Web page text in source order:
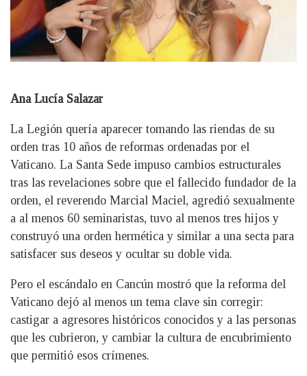
Ana Lucía Salazar
La Legión quería aparecer tomando las riendas de su
orden tras 10 años de reformas ordenadas por el
Vaticano. La Santa Sede impuso cambios estructurales
tras las revelaciones sobre que el fallecido fundador de la
orden, el reverendo Marcial Maciel, agredió sexualmente
a al menos 60 seminaristas, tuvo al menos tres hijos y
construyó una orden hermética y similar a una secta para
satisfacer sus deseos y ocultar su doble vida.
Pero el escándalo en Cancún mostró que la reforma del
Vaticano dejó al menos un tema clave sin corregir:
castigar a agresores históricos conocidos y a las personas
que les cubrieron, y cambiar la cultura de encubrimiento
que permitió esos crímenes.